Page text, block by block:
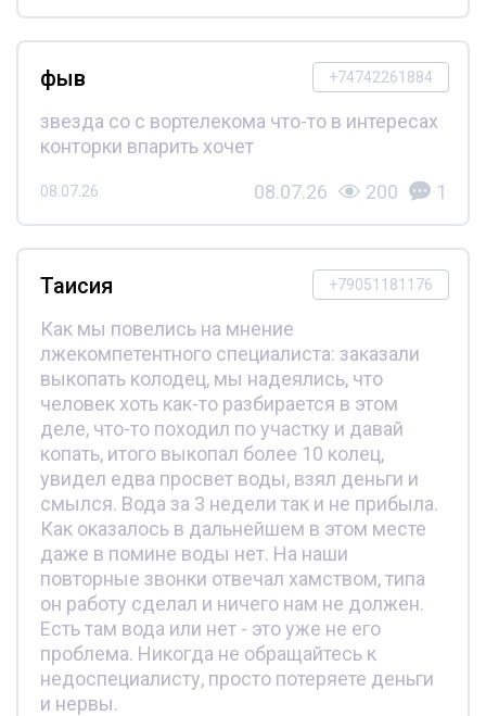
+74742261884
фыв
звезда со с вортелекома что-то в интересах
конторки впарить хочет
08.07.26 08.07.26 200 1
+79051181176
Таисия
Как мы повелись на мнение
лжекомпетентного специалиста: заказали
выкопать колодец, мы надеялись, что
человек хоть как-то разбирается в этом
деле, что-то походил по участку и давай
копать, итого выкопал более 10 колец,
увидел едва просвет воды, взял деньги и
смылся. Вода за 3 недели так и не прибыла.
Как оказалось в дальнейшем в этом месте
даже в помине воды нет. На наши
повторные звонки отвечал хамством, типа
он работу сделал и ничего нам не должен.
Есть там вода или нет - это уже не его
проблема. Никогда не обращайтесь к
недоспециалисту, просто потеряете деньги
и нервы.